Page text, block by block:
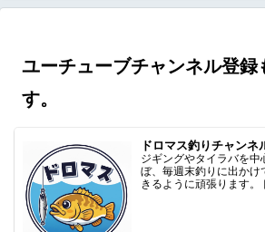
ユーチューブチャンネル登録
す。
ドロマス釣りチャンネ
ジギングやタイラバを
ぼ、毎週末釣りに出か
きるように頑張ります。